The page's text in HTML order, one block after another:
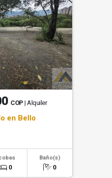
COP | Alquiler
en Bello
0
Baño(s)
0